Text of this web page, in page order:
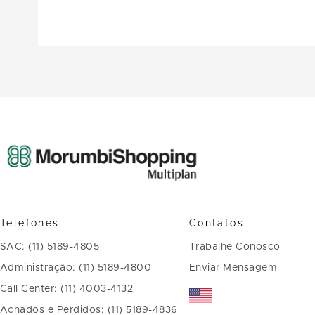
Telefones
SAC: (11) 5189-4805
Administração: (11) 5189-4800
Call Center: (11) 4003-4132
Achados e Perdidos: (11) 5189-4836
Contatos
Trabalhe Conosco
Enviar Mensagem